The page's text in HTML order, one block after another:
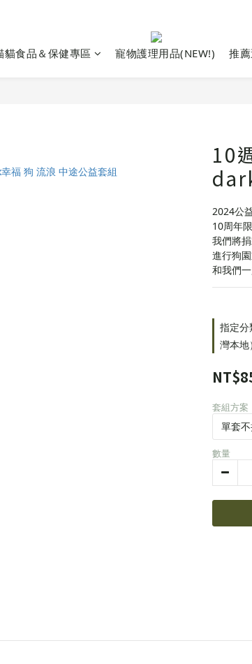
貓食品＆保健專區 寵物護理用品(NEW!) 推
10
2024公
10周年
我們將
進行狗
和我們
指定分
灣本地）
套組方案
數量